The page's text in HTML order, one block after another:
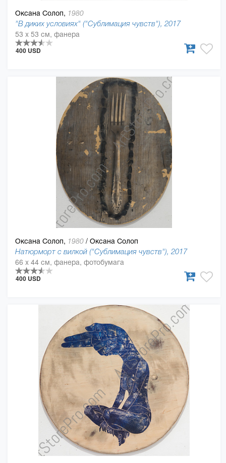
Оксана Солоп, 1980
"В диких условиях" ("Сублимация чувств"), 2017
53 x 53 см, фанера
400 USD
Оксана Солоп, 1980 / Оксана Солоп
Натюрморт с вилкой ("Сублимация чувств"), 2017
66 x 44 см, фанера, фотобумага
400 USD